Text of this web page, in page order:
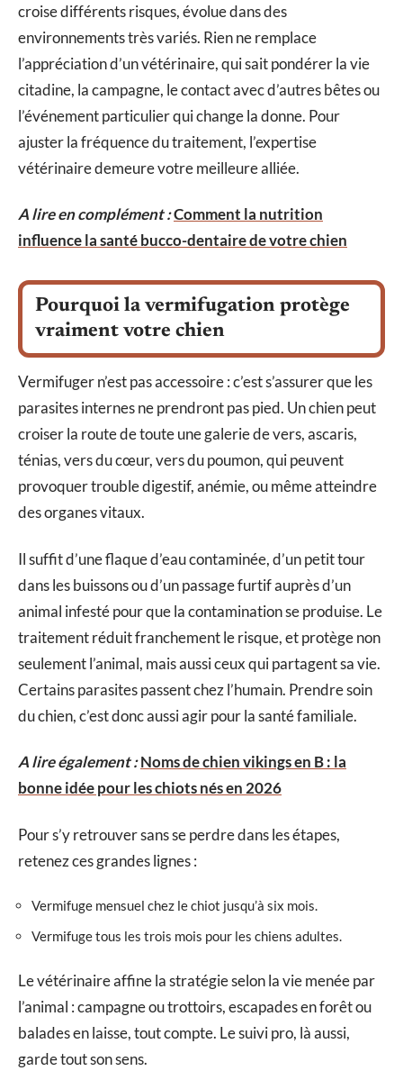
croise différents risques, évolue dans des
environnements très variés. Rien ne remplace
l’appréciation d’un vétérinaire, qui sait pondérer la vie
citadine, la campagne, le contact avec d’autres bêtes ou
l’événement particulier qui change la donne. Pour
ajuster la fréquence du traitement, l’expertise
vétérinaire demeure votre meilleure alliée.
A lire en complément :Comment la nutrition
influence la santé bucco-dentaire de votre chien
Pourquoi la vermifugation protège
vraiment votre chien
Vermifuger n’est pas accessoire : c’est s’assurer que les
parasites internes ne prendront pas pied. Un chien peut
croiser la route de toute une galerie de vers, ascaris,
ténias, vers du cœur, vers du poumon, qui peuvent
provoquer trouble digestif, anémie, ou même atteindre
des organes vitaux.
Il suffit d’une flaque d’eau contaminée, d’un petit tour
dans les buissons ou d’un passage furtif auprès d’un
animal infesté pour que la contamination se produise. Le
traitement réduit franchement le risque, et protège non
seulement l’animal, mais aussi ceux qui partagent sa vie.
Certains parasites passent chez l’humain. Prendre soin
du chien, c’est donc aussi agir pour la santé familiale.
A lire également :Noms de chien vikings en B : la
bonne idée pour les chiots nés en 2026
Pour s’y retrouver sans se perdre dans les étapes,
retenez ces grandes lignes :
Vermifuge mensuel chez le chiot jusqu’à six mois.
Vermifuge tous les trois mois pour les chiens adultes.
Le vétérinaire affine la stratégie selon la vie menée par
l’animal : campagne ou trottoirs, escapades en forêt ou
balades en laisse, tout compte. Le suivi pro, là aussi,
garde tout son sens.